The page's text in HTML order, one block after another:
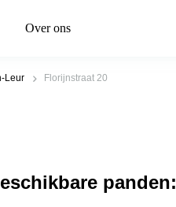
Over ons
Leur Florijnstraat 20
panden: